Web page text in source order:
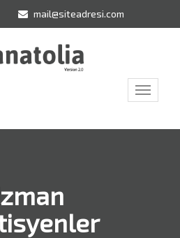
mail@siteadresi.com
Toggle